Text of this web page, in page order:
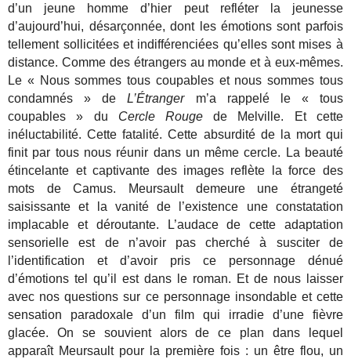
d’un jeune homme d’hier peut refléter la jeunesse
d’aujourd’hui, désarçonnée, dont les émotions sont parfois
tellement sollicitées et indifférenciées qu’elles sont mises à
distance. Comme des étrangers au monde et à eux-mêmes.
Le « Nous sommes tous coupables et nous sommes tous
condamnés » deL’Étrangerm’a rappelé le « tous
coupables » du Cercle Rouge de Melville. Et cette
inéluctabilité. Cette fatalité. Cette absurdité de la mort qui
finit par tous nous réunir dans un même cercle.
La beauté
étincelante et captivante des images reflète la force des
mots de Camus. Meursault demeure une étrangeté
saisissante et la vanité de l’existence une constatation
implacable et déroutante. L’audace de cette adaptation
sensorielle est de n’avoir pas cherché à susciter de
l’identification et d’avoir pris ce personnage dénué
d’émotions tel qu’il est dans le roman. Et de nous laisser
avec nos questions sur ce personnage insondable et cette
sensation paradoxale d’un film qui irradie d’une fièvre
glacée. On se souvient alors de ce plan dans lequel
apparaît Meursault pour la première fois : un être flou, un